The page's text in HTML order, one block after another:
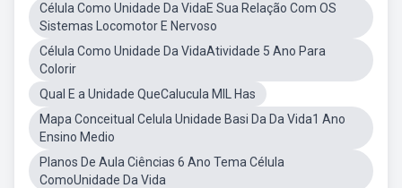
Célula Como Unidade Da VidaE Sua Relação Com OS
Sistemas Locomotor E Nervoso
Célula Como Unidade Da VidaAtividade 5 Ano Para
Colorir
Qual E a Unidade QueCalucula MIL Has
Mapa Conceitual Celula Unidade Basi Da Da Vida1 Ano
Ensino Medio
Planos De Aula Ciências 6 Ano Tema Célula
ComoUnidade Da Vida